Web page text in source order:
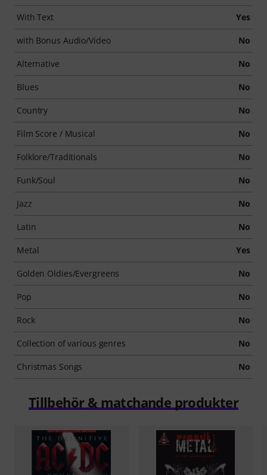
With Text Yes
with Bonus Audio/Video No
Alternative No
Blues No
Country No
Film Score / Musical No
Folklore/Traditionals No
Funk/Soul No
Jazz No
Latin No
Metal Yes
Golden Oldies/Evergreens No
Pop No
Rock No
Collection of various genres No
Christmas Songs No
Tillbehör & matchande produkter